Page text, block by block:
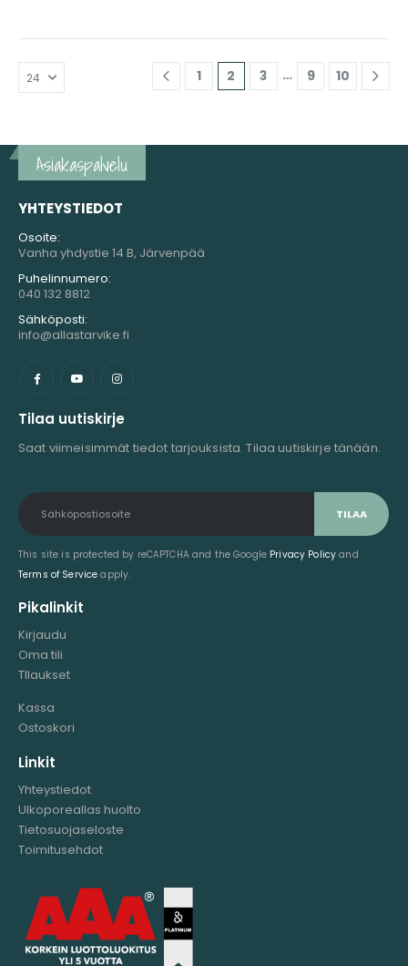
1 2 3 … 9 10
Asiakaspalvelu
YHTEYSTIEDOT
Osoite:
Vanha yhdystie 14 B, Järvenpää
Puhelinnumero:
040 132 8812
Sähköposti:
info@allastarvike.fi
Tilaa uutiskirje
Saat viimeisimmät tiedot tarjouksista. Tilaa uutiskirje tänään.
This site is protected by reCAPTCHA and the Google Privacy Policy and
Terms of Service apply.
Pikalinkit
Kirjaudu
Oma tili
TIlaukset
Kassa
Ostoskori
Linkit
Yhteystiedot
Ulkoporeallas huolto
Tietosuojaseloste
Toimitusehdot